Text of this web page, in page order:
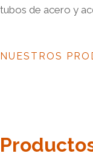
tubos de acero y
NUESTROS